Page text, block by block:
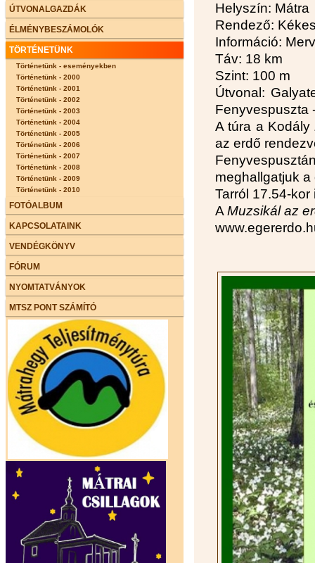
ÚTVONALGAZDÁK
ÉLMÉNYBESZÁMOLÓK
TÖRTÉNETÜNK
Történetünk - eseményekben
Történetünk - 2000
Történetünk - 2001
Történetünk - 2002
Történetünk - 2003
Történetünk - 2004
Történetünk - 2005
Történetünk - 2006
Történetünk - 2007
Történetünk - 2008
Történetünk - 2009
Történetünk - 2010
FOTÓALBUM
KAPCSOLATAINK
VENDÉGKÖNYV
FÓRUM
NYOMTATVÁNYOK
MTSZ PONT SZÁMÍTÓ
Helyszín: Mátra
Rendező:
Információ:
Táv: 18 km
Szint: 100 m
Útvonal:
Fenyvespuszta
A túra a Kodály
az erdő
meghallgatjuk
Tarról 17.54-
AMuzsikál az